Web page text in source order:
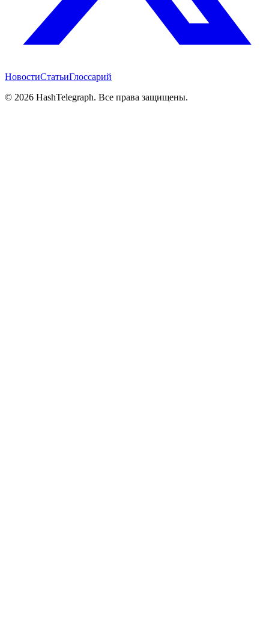
НовостиСтатьиГлоссарий
© 2026 HashTelegraph. Все права защищены.